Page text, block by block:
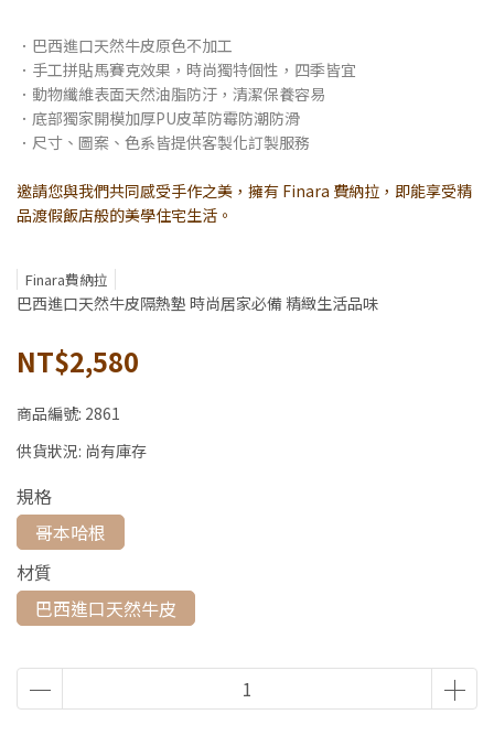
．巴西進口天然牛皮原色不加工
．手工拼貼馬賽克效果，時尚獨特個性，四季皆宜
．動物纖維表面天然油脂防汙，清潔保養容易
．底部獨家開模加厚PU皮革防霉防潮防滑
．尺寸、圖案、色系皆提供客製化訂製服務
邀請您與我們共同感受手作之美，擁有 Finara 費納拉，即能享受精
品渡假飯店般的美學住宅生活。
Finara費納拉
巴西進口天然牛皮隔熱墊 時尚居家必備 精緻生活品味
NT$2,580
商品編號: 2861
供貨狀況: 尚有庫存
規格
哥本哈根
材質
巴西進口天然牛皮